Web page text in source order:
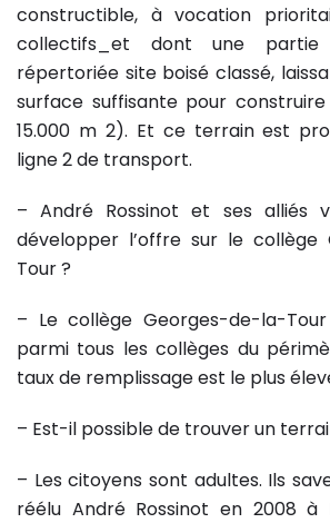
constructible, à vocation
collectifs_et dont une partie
répertoriée site boisé classé,
surface suffisante pour
15.000 m 2). Et ce terrain est
ligne 2 de transport.
– André Rossinot et ses alliés
développer l’offre sur le collège
Tour ?
– Le collège Georges-de-la-
parmi tous les collèges du
taux de remplissage est le plus
– Est-il possible de trouver un
– Les citoyens sont adultes. Ils
réélu André Rossinot en 2008 à